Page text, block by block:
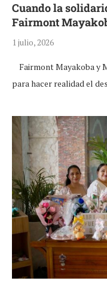
Cuando la
Fairmont
1 julio, 2026
Fairmont Mayakoba y
para hacer realidad el